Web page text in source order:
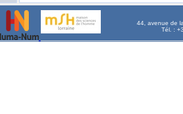
44, avenue de
Tél. :